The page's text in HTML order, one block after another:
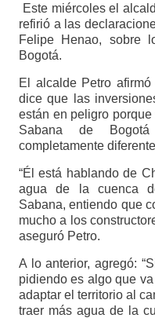
Este miércoles el
refirió a las
Felipe Henao, sobre
Bogotá.
El alcalde Petro
dice que las
están en peligro
Sabana de
completamente
“Él está hablando de
agua de la cuenca
Sabana, entiendo que
mucho a los
aseguró Petro.
A lo anterior, agregó:
pidiendo es algo que
adaptar el territorio al
traer más agua de la